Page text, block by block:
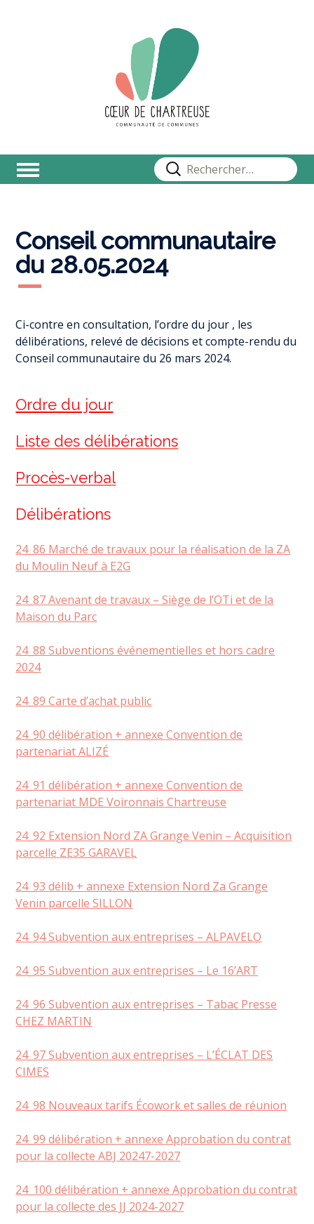
Rechercher :
Conseil communautaire
du 28.05.2024
Ci-contre en consultation, l’ordre du jour , les
délibérations, relevé de décisions et compte-rendu du
Conseil communautaire du 26 mars 2024.
Ordre du jour
Liste des délibérations
Procès-verbal
Délibérations
24_86 Marché de travaux pour la réalisation de la ZA
du Moulin Neuf à E2G
24_87 Avenant de travaux – Siège de l’OTi et de la
Maison du Parc
24_88 Subventions événementielles et hors cadre
2024
24_89 Carte d’achat public
24_90 délibération + annexe Convention de
partenariat ALIZÉ
24_91 délibération + annexe Convention de
partenariat MDE Voironnais Chartreuse
24_92 Extension Nord ZA Grange Venin – Acquisition
parcelle ZE35 GARAVEL
24_93 délib + annexe Extension Nord Za Grange
Venin parcelle SILLON
24_94 Subvention aux entreprises – ALPAVELO
24_95 Subvention aux entreprises – Le 16’ART
24_96 Subvention aux entreprises – Tabac Presse
CHEZ MARTIN
24_97 Subvention aux entreprises – L’ÉCLAT DES
CIMES
24_98 Nouveaux tarifs Écowork et salles de réunion
24_99 délibération + annexe Approbation du contrat
pour la collecte ABJ 20247-2027
24_100 délibération + annexe Approbation du contrat
pour la collecte des JJ 2024-2027